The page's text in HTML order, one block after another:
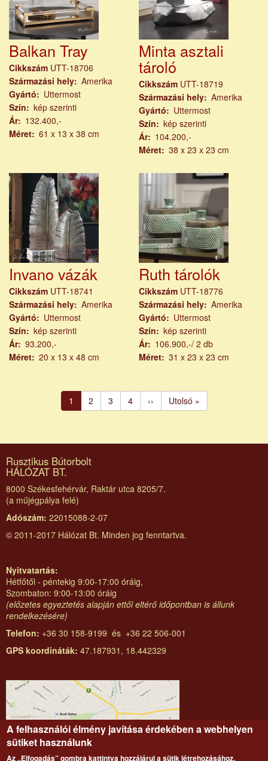
Balkan Tray
Cikkszám UTT-18706
Származási hely Amerika
Gyártó
Uttermost
Szín
kép szerinti
Ár
132.400,-
Méret 61 x 13 x 38 cm
Minta asztali
tároló
Cikkszám UTT-18719
Származási hely
Amerika
Gyártó
Uttermost
Szín
kép szerinti
Ár
104.200,-
Méret
38 x 23 x 23 cm
Invano vázák
Cikkszám UTT-18741
Származási hely Amerika
Gyártó
Uttermost
Szín
kép szerinti
Ár 93.200,-
Méret 20 x 13 x 48 cm
Ruth tárolók
Cikkszám UTT-18776
Származási hely
Amerika
Gyártó
Uttermost
Szín
kép szerinti
Ár
106.900,-/ 2 db
Méret
31 x 23 x 23 cm
Oldalszámozás
Jelenlegi
oldal
1 Page
2 Page
3 Page
4
Következő
oldal
››
Utolsó
oldal
Utolsó »
Rusztikus Bútorbolt
HÁLÓZAT BT.
8000 Székesfehérvár, Raktár utca 8205/7.
(a műjégpálya felé)
Adószám: 22015088-2-07
© 2011-2017 Hálózat Bt. Minden jog fenntartva.
Nyitvatartás:
Hétfőtől - péntekig 9:00-17:00 óráig,
Szombaton: 9:00-13:00 óráig
(előzetes egyeztetés alapján ettől eltérő időpontban is állunk
rendelkezésére)
Telefon: +36 30 158-9199 és +36 22 506-001
GPS koordináták: 47.187931, 18.442329
A felhasználói élmény javítása érdekében a webhelyen
sütiket használunk
Az „Elfogadás” gombra kattintva hozzájárul a sütik létrehozásához.